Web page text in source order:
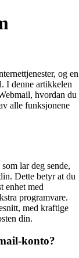
og en
I denne artikkelen
hvordan du
alle funksjonene
lar deg sende,
Dette betyr at du
enhet med
programvare.
med kraftige
din.
konto?